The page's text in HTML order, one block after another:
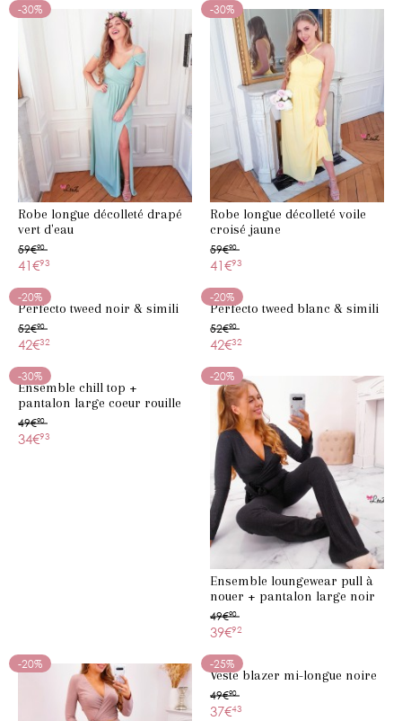
-30%
Robe longue décolleté drapé
vert d'eau
59€90
41€93
-30%
Robe longue décolleté voile
croisé jaune
59€90
41€93
-20%
Perfecto tweed noir & simili
52€90
42€32
-20%
Perfecto tweed blanc & simili
52€90
42€32
-30%
Ensemble chill top +
pantalon large coeur rouille
49€90
34€93
-20%
Ensemble loungewear pull à
nouer + pantalon large noir
paillettes
49€90
39€92
-20% -25%
Veste blazer mi-longue noire
49€90
37€43